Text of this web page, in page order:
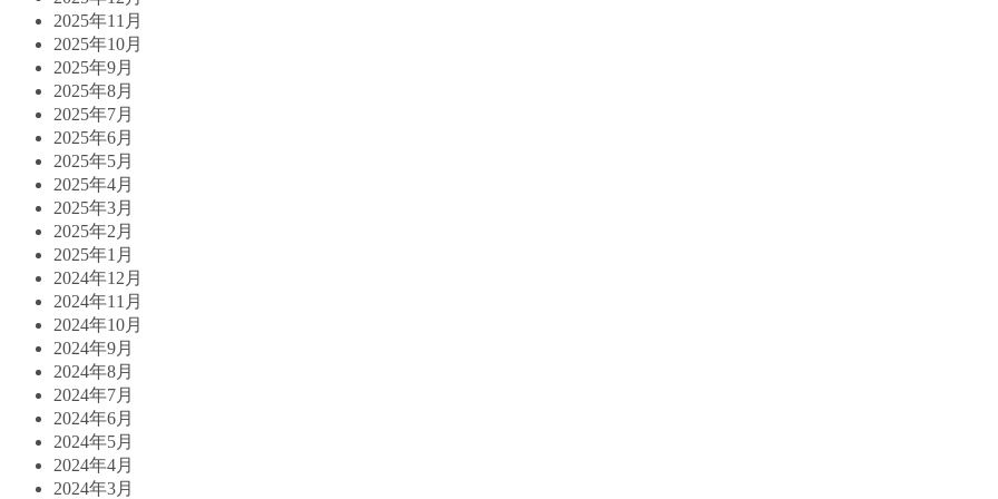
2025年11月
2025年10月
2025年9月
2025年8月
2025年7月
2025年6月
2025年5月
2025年4月
2025年3月
2025年2月
2025年1月
2024年12月
2024年11月
2024年10月
2024年9月
2024年8月
2024年7月
2024年6月
2024年5月
2024年4月
2024年3月